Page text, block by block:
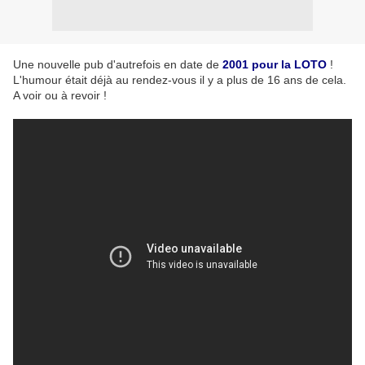
Une nouvelle pub d'autrefois en date de 2001 pour la LOTO !
L'humour était déjà au rendez-vous il y a plus de 16 ans de cela.
A voir ou à revoir !